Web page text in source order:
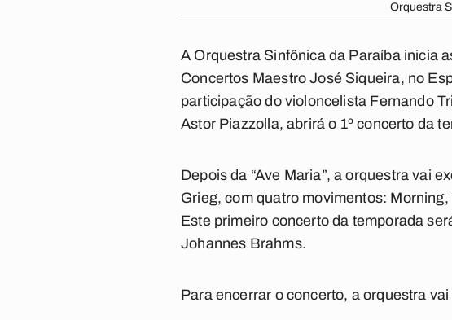
Orquestra
A Orquestra Sinfônica da Paraíba inicia
Concertos Maestro José Siqueira, no
participação do violoncelista Fernando
Astor Piazzolla, abrirá o 1º concerto da
Depois da “Ave Maria”, a orquestra vai
Grieg, com quatro movimentos:
Este primeiro concerto da temporada
Johannes Brahms.
Para encerrar o concerto, a orquestra